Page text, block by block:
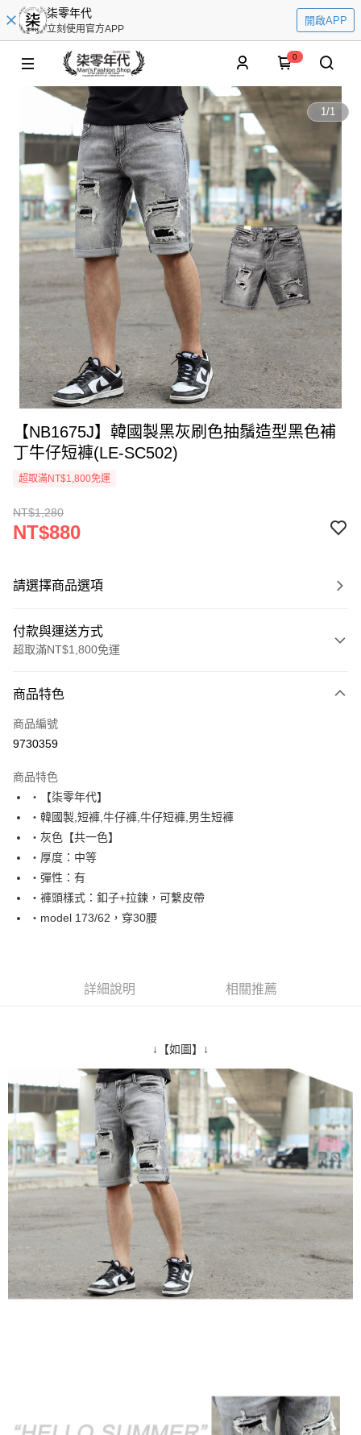
柒零年代
立刻使用官方APP
開啟APP
0
1/1
【NB1675J】韓國製黑灰刷色抽鬚造型黑色補
丁牛仔短褲(LE-SC502)
超取滿NT$1,800免運
NT$1,280
NT$880
請選擇商品選項
付款與運送方式
超取滿NT$1,800免運
信用卡一次付款
超商取貨付款
Apple Pay
街口支付
悠遊付
Google Pay
AFTEE先享後付
１．簡單：不需註冊會員、不需綁卡、不需儲值。
【「AFTEE先享後付」結帳流程】
１．於結帳方式選擇「AFTEE先享後付」後，將跳轉至「AFTEE先享後付」
結帳頁面，進行簡訊認證並確認金額後，即可完成結帳。
２．訂單成立數日內，您將收到繳費通知簡訊。
３．收到繳費通知簡訊後14天內，點擊此簡訊中的連結，可透過四大超商／
ATM／網路銀行／等多元方式進行付款，方視為交易完成。
※ 請注意：結帳手續完成當下不需立刻繳費，但若您需要取消訂單，請聯絡
購買商品的店家。未經商家同意取消之訂單仍視為有效，需透過AFTEE先享
後付繳納相關費用。
※ 交易是否成功請以「AFTEE先享後付 」之結帳頁面顯示為準，若有關於
是否繳費成功／繳費後需取消欲退款等相關疑問，請聯繫「AFTEE先享後付
客戶支援中心」
https://netprotections.freshdesk.com/support/home
１．透過由恩沛科技股份有限公司提供之「AFTEE先享後付」服務完成之交
易，需依本服務之必要範圍內提供個人資料，並將交易相關給付款項請求債
權轉讓予恩沛科技股份有限公司。
２．關於個人資料處理事宜，請瀏覽以下網址：
５．嚴禁一人註冊多個帳號或使用他人資訊註冊。若發現惡意使用之情形，
恩沛科技股份有限公司將有權停止該用戶之使用額度並採取法律行動。
每筆NT$80，滿NT$1,800(含以上)免運費
先付款後全家取貨
每筆NT$80，滿NT$1,800(含以上)免運費
7-11付款取貨
每筆NT$80，滿NT$1,800(含以上)免運費
先付款後7-11取貨
每筆NT$80，滿NT$1,800(含以上)免運費
宅配
每筆NT$120，滿NT$3,000(含以上)免運費
商品特色
商品編號
9730359
商品特色
‧【柒零年代】
‧韓國製,短褲,牛仔褲,牛仔短褲,男生短褲
‧灰色【共一色】
‧厚度：中等
‧彈性：有
‧褲頭樣式：釦子+拉鍊，可繫皮帶
‧model 173/62，穿30腰
詳細說明 相關推薦
↓【如圖】↓